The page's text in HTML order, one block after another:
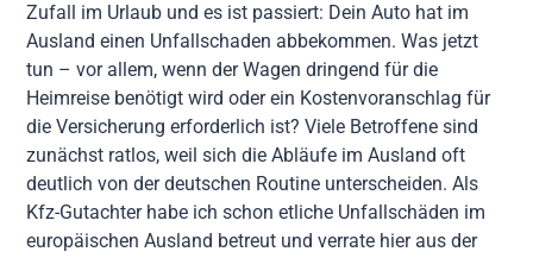
Zufall im Urlaub und es ist passiert: Dein Auto hat im
Ausland einen Unfallschaden abbekommen. Was jetzt
tun – vor allem, wenn der Wagen dringend für die
Heimreise benötigt wird oder ein Kostenvoranschlag für
die Versicherung erforderlich ist? Viele Betroffene sind
zunächst ratlos, weil sich die Abläufe im Ausland oft
deutlich von der deutschen Routine unterscheiden. Als
Kfz-Gutachter habe ich schon etliche Unfallschäden im
europäischen Ausland betreut und verrate hier aus der